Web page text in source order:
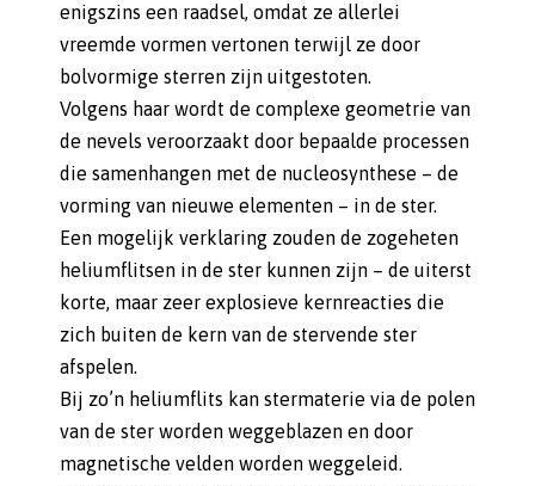
enigszins een raadsel, omdat ze allerlei
vreemde vormen vertonen terwijl ze door
bolvormige sterren zijn uitgestoten.
Volgens haar wordt de complexe geometrie van
de nevels veroorzaakt door bepaalde processen
die samenhangen met de nucleosynthese – de
vorming van nieuwe elementen – in de ster.
Een mogelijk verklaring zouden de zogeheten
heliumflitsen in de ster kunnen zijn – de uiterst
korte, maar zeer explosieve kernreacties die
zich buiten de kern van de stervende ster
afspelen.
Bij zo’n heliumflits kan stermaterie via de polen
van de ster worden weggeblazen en door
magnetische velden worden weggeleid.